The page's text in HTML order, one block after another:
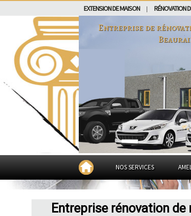
EXTENSION DE MAISON RÉNOVATION
Entreprise de
NOS SERVICES
Entreprise rénovation